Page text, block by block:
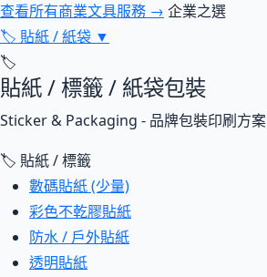
查看所有商業文具服務 → 企業之選
🏷 貼紙 / 紙袋 ▼
🏷
貼紙 / 標籤 / 紙袋包裝
Sticker & Packaging - 品牌包裝印刷方案
🏷 貼紙 / 標籤
數碼貼紙 (少量)
彩色不乾膠貼紙
防水 / 戶外貼紙
透明貼紙